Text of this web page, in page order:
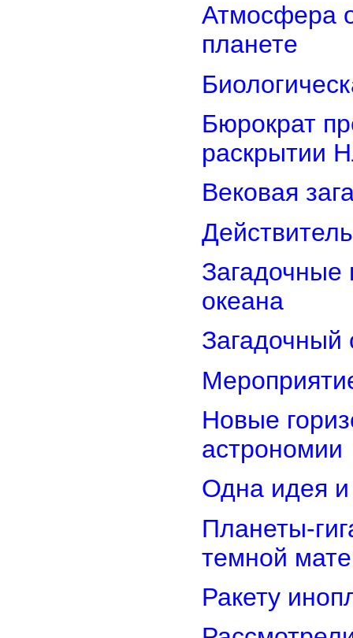
Атмосфера
планете
Бюрократ
раскрытии
Вековая
Загадочные
океана
Загадочный
Новые
астрономии
Одна идея и
Планеты-
темной
Ракету